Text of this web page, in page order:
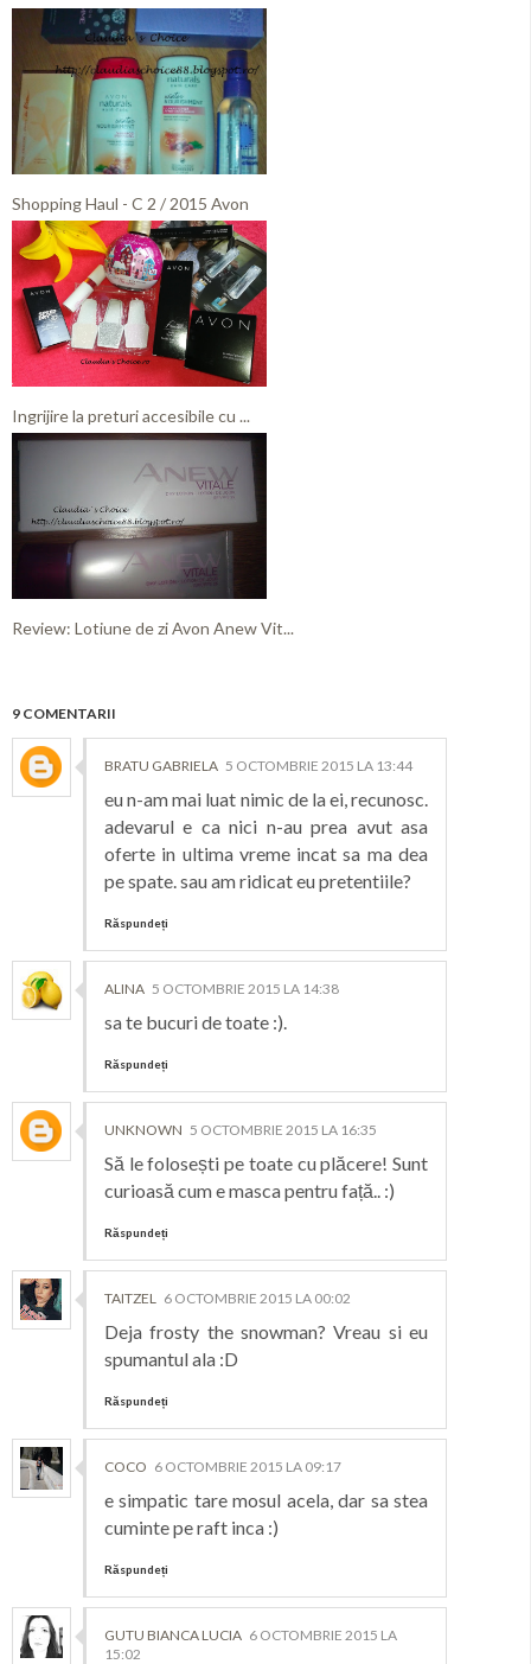
Shopping Haul - C 2 / 2015 Avon
Ingrijire la preturi accesibile cu ...
Review: Lotiune de zi Avon Anew Vit...
9 COMENTARII
BRATU GABRIELA 5 OCTOMBRIE 2015 LA 13:44
eu n-am mai luat nimic de la ei, recunosc.
adevarul e ca nici n-au prea avut asa
oferte in ultima vreme incat sa ma dea
pe spate. sau am ridicat eu pretentiile?
Răspundeți
ALINA 5 OCTOMBRIE 2015 LA 14:38
sa te bucuri de toate :).
Răspundeți
UNKNOWN 5 OCTOMBRIE 2015 LA 16:35
Să le folosești pe toate cu plăcere! Sunt
curioasă cum e masca pentru față.. :)
Răspundeți
TAITZEL 6 OCTOMBRIE 2015 LA 00:02
Deja frosty the snowman? Vreau si eu
spumantul ala :D
Răspundeți
COCO 6 OCTOMBRIE 2015 LA 09:17
e simpatic tare mosul acela, dar sa stea
cuminte pe raft inca :)
Răspundeți
GUTU BIANCA LUCIA 6 OCTOMBRIE 2015 LA
15:02